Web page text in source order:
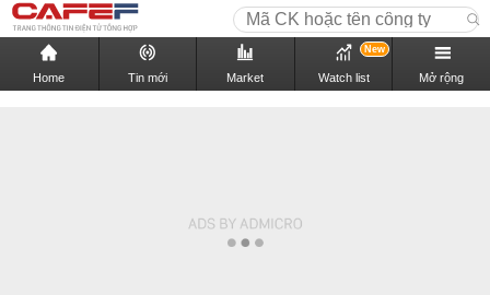
Home Tin mới Market Watch list
New
Mở rộng